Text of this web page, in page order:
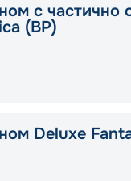
с частично
(BP)
Deluxe